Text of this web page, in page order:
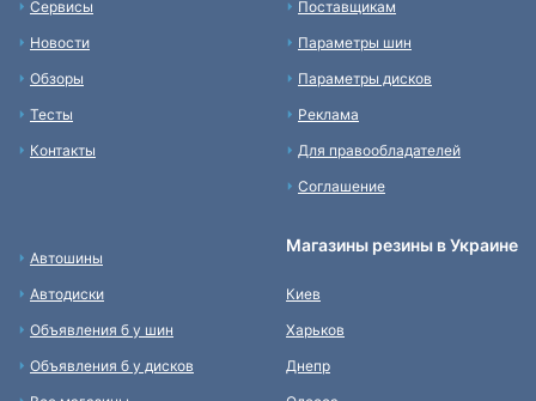
Сервисы
Новости
Обзоры
Тесты
Контакты
Поставщикам
Параметры шин
Параметры дисков
Реклама
Для правообладателей
Соглашение
Автошины
Автодиски
Объявления б у шин
Объявления б у дисков
Магазины резины в Украине
Киев
Харьков
Днепр